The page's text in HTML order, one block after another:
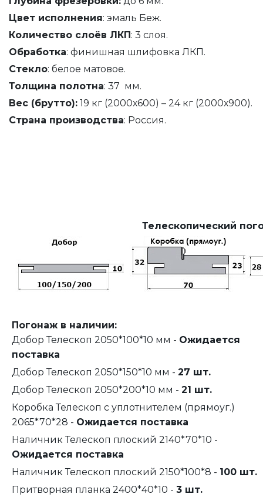
Цвет исполнения: эмаль Беж.
Количество слоёв ЛКП: 3 слоя.
Обработка: финишная шлифовка ЛКП.
Стекло: белое матовое.
Толщина полотна: 37 мм.
Вес (брутто): 19 кг (2000х600) – 24 кг (2000х900).
Страна производства: Россия.
Телескопический
Погонаж в наличии:
Добор Телескоп 2050*100*10 мм - Ожидается
поставка
Добор Телескоп 2050*150*10 мм - 27 шт.
Добор Телескоп 2050*200*10 мм - 21 шт.
Коробка Телескоп с уплотнителем (прямоуг.)
2065*70*28 - Ожидается поставка
Наличник Телескоп плоский 2140*70*10 -
Ожидается поставка
Наличник Телескоп плоский 2150*100*8 - 100 шт.
Притворная планка 2400*40*10 - 3 шт.